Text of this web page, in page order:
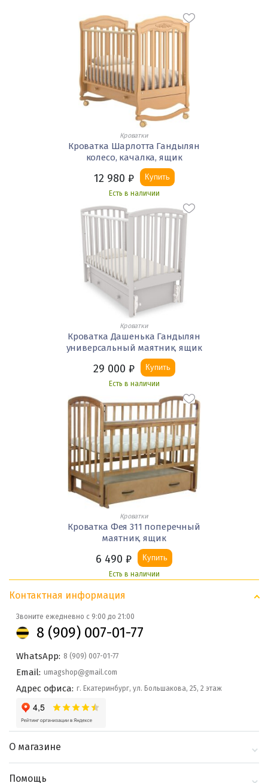
Кроватки
Кроватка Шарлотта Гандылян
колесо, качалка, ящик
12 980 ₽ Купить
Есть в наличии
Кроватки
Кроватка Дашенька Гандылян
универсальный маятник, ящик
29 000 ₽ Купить
Есть в наличии
Кроватки
Кроватка Фея 311 поперечный
маятник, ящик
6 490 ₽ Купить
Есть в наличии
Контактная информация
Звоните ежедневно с 9:00 до 21:00
8 (909) 007-01-77
WhatsApp: 8 (909) 007-01-77
Email: umagshop@gmail.com
Адрес офиса: г. Екатеринбург, ул. Большакова, 25, 2 этаж
О магазине
Помощь